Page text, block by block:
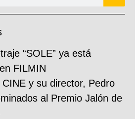
“SOLE” ya está
FILMIN
CINE y su director, Pedro
al Premio Jalón de